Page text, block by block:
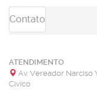
Contato
ATENDIMENTO
Av. Vereador Narciso
Cívico